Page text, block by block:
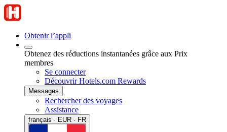
Obtenir l’appli
Obtenez des réductions instantanées grâce aux Prix
membres
Se connecter
Découvrir Hotels.com Rewards
Messages
Rechercher des voyages
Assistance
français · EUR · FR